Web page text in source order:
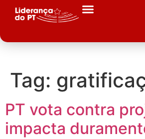
Tag:
PT vota contra
impacta